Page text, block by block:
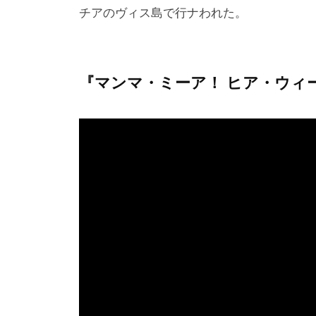
チアのヴィス島で行ナわれた。
『マンマ・ミーア！ ヒア・ウィ